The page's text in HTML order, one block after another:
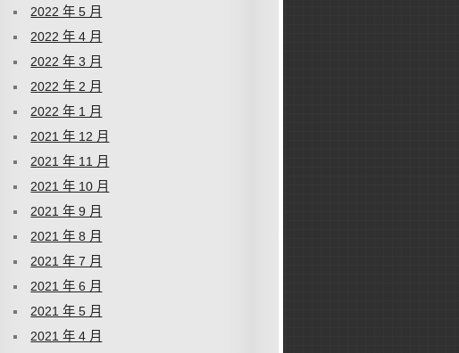
2022 年 5 月
2022 年 4 月
2022 年 3 月
2022 年 2 月
2022 年 1 月
2021 年 12 月
2021 年 11 月
2021 年 10 月
2021 年 9 月
2021 年 8 月
2021 年 7 月
2021 年 6 月
2021 年 5 月
2021 年 4 月